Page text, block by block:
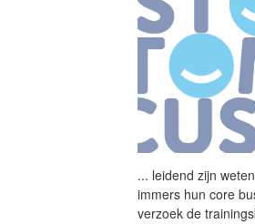
... leidend zijn
immers hun core
verzoek de